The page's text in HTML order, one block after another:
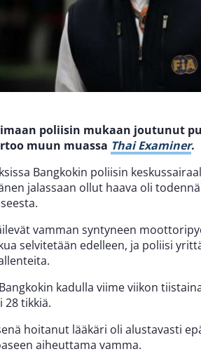
poliisin mukaan joutunut
muun muassa Thai Examiner.
Bangkokin poliisin
jalassaan ollut haava oli
vamman syntyneen
selvitetään edelleen, ja poliisi
kadulla viime viikon
28 tikkiä.
hoitanut lääkäri oli alustavasti
aiheuttama vamma.